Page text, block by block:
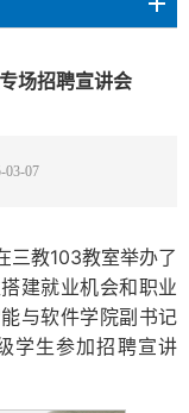
场招聘宣讲会
03-07
三教103教室举办了
建就业机会和职业
与软件学院副书记
学生参加招聘宣讲